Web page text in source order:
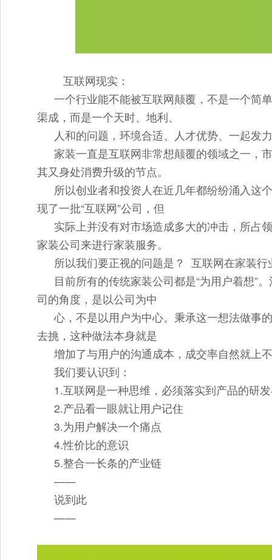
互联网现实：
一个行业能不能被互联网颠覆，不是一个简
渠成，而是一个天时、地利、
人和的问题，环境合适、人才优势、一起发
家装一直是互联网非常想颠覆的领域之一，
其又身处消费升级的节点。
所以创业者和投资人在近几年都纷纷涌入这
现了一批“互联网”公司，但
实际上并没有对市场造成多大的冲击，所占
家装公司来进行家装服务。
所以我们要正视的问题是？ 互联网在家装行
目前所有的传统家装公司都是“为用户着想”
司的角度，是以公司为中
心，不是以用户为中心。秉承这一想法做事
去挑，这种做法本身就是
增加了与用户的沟通成本，成交率自然就上
我们要认识到：
1.互联网是一种思维，必须落实到产品的研
2.产品看一眼就让用户记住
3.为用户解决一个痛点
4.性价比的意识
5.整合一长条的产业链
——
说到此
——